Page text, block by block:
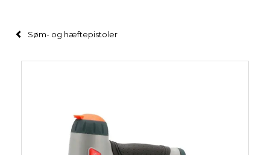
Søm- og hæftepistoler